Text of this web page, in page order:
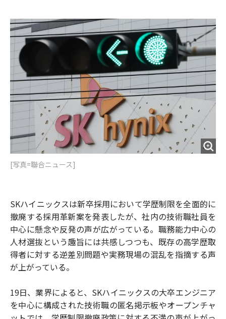
[写真=聯合ニュース]
SKハイニックスは新卒採用において学歴制限を全面的に
撤廃する採用革新案を発表したが、社内の技術職社員を
中心に懸念や反発の声が広がっている。職務能力中心の
人材選抜という趣旨には共感しつつも、既存の高学歴取
得者に対する逆差別問題や実務現場の混乱を指摘する声
が上がっている。
19日、業界によると、SKハイニックスの大卒エンジニア
を中心に構成された技術職の匿名掲示板やオープンチャ